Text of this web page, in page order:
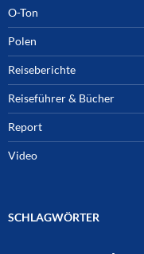
O-Ton
Polen
Reiseberichte
Reiseführer & Bücher
Report
Video
SCHLAGWÖRTER